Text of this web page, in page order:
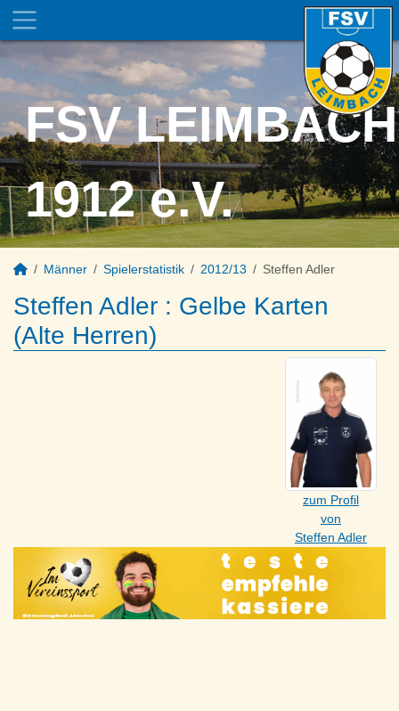
FSV LEIMBACH
1912 e.V.
Männer Spielerstatistik 2012/13 Steffen Adler
Steffen Adler : Gelbe Karten
(Alte Herren)
zum Profil
von
Steffen Adler